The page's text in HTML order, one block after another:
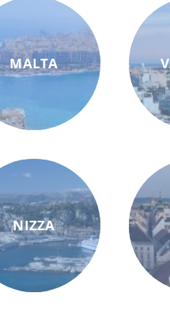
MALTA
NIZZA